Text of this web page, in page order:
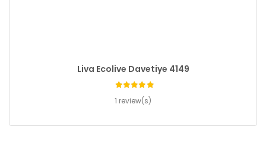
Liva Ecolive Davetiye 4149
1 review(s)